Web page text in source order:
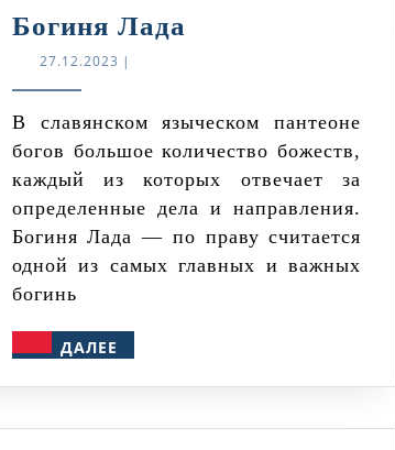
Богиня Лада
27.12.2023 27.12.2023
|
В славянском языческом пантеоне
богов большое количество божеств,
каждый из которых отвечает за
определенные дела и направления.
Богиня Лада — по праву считается
одной из самых главных и важных
богинь
ДАЛЕЕ